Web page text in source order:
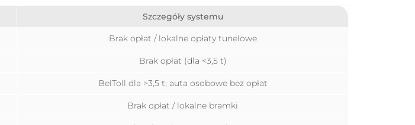
Szczegóły systemu
Brak opłat / lokalne opłaty tunelowe
Brak opłat (dla <3,5 t)
BelToll dla >3,5 t; auta osobowe bez opłat
Brak opłat / lokalne bramki